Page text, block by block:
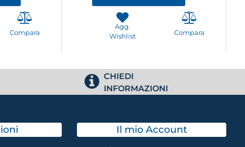
Compara
Agg.
Wishlist
Compara
CHIEDI
INFORMAZIONI
Il mio Account